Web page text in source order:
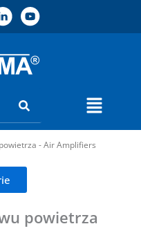
Flyout
Menu
- Air Amplifiers
powietrza